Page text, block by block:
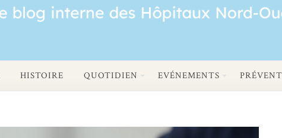
HISTOIRE QUOTIDIEN EVÉNEMENTS